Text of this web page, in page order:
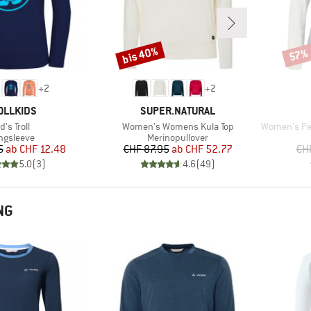
+2
Troll
Preis
reduzierter Preis
ab CHF 12.48
5.0(3)
+2
MARKE
SUPER.NATURAL
Artikel
Women's Womens Kula Top
Produktgruppe
Merinopullover
Preis
CHF 87.95 reduzierter Preis
ab CHF 52.77
4.6(49)
Rabatt
bis 40%
Artikel
Women's
57%